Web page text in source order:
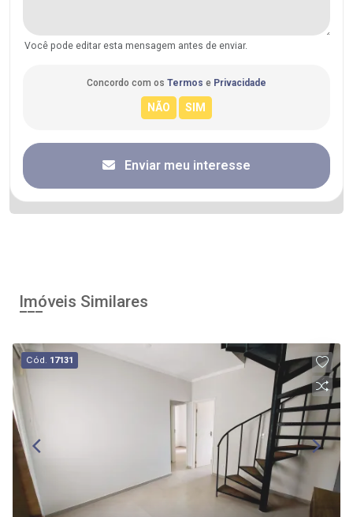
Você pode editar esta mensagem antes de enviar.
Concordo com os Termos e Privacidade
Enviar meu interesse
Imóveis Similares
Cód. 17131